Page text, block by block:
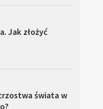
Jak złożyć
świata w